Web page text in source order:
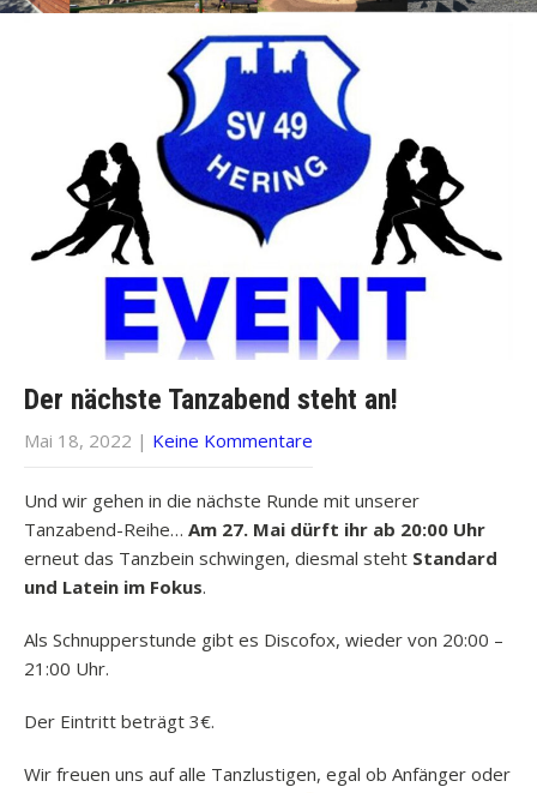
Der nächste Tanzabend steht an!
Mai 18, 2022 | Keine Kommentare
Und wir gehen in die nächste Runde mit unserer
Tanzabend-Reihe… Am 27. Mai dürft ihr ab 20:00 Uhr
erneut das Tanzbein schwingen, diesmal steht Standard
und Latein im Fokus.
Als Schnupperstunde gibt es Discofox, wieder von 20:00 –
21:00 Uhr.
Der Eintritt beträgt 3€.
Wir freuen uns auf alle Tanzlustigen, egal ob Anfänger oder